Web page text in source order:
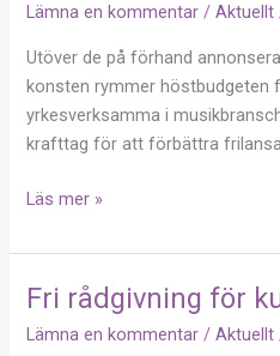
Lämna en kommentar /Aktuellt
Utöver de på förhand
konsten rymmer höstbudgeten
yrkesverksamma i
krafttag för att förbättra
Läs mer »
Fri rådgivning för
Lämna en kommentar /Aktuellt
Fri
rådgivning